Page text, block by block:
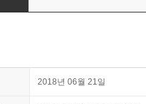
2018년 06월 21일